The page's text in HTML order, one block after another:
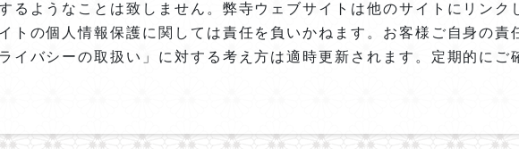
るようなことは致しません。弊寺ウェブサイトは他のサイトにリンク
トの個人情報保護に関しては責任を負いかねます。お客様ご自身の責
イバシーの取扱い」に対する考え方は適時更新されます。定期的にご